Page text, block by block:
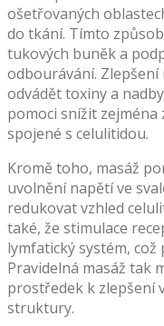
ošetřovaných
do tkání. Tímto
tukových buněk a
odbourávání.
odvádět toxiny a
pomoci snížit
spojené s celulitidou.
Kromě toho, masáž
uvolnění napětí ve
redukovat vzhled
také, že stimulace
lymfatický systém,
Pravidelná masáž tak
prostředek k zlepšení
struktury.